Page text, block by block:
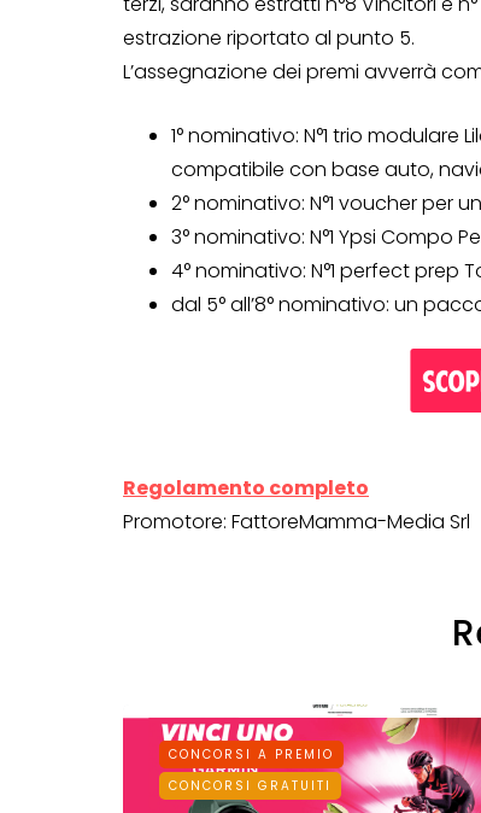
estrazione riportato al punto 5.
L’assegnazione dei premi avverrà
1° nominativo: N°1 trio
compatibile con base auto,
2° nominativo: N°1 voucher per
3° nominativo: N°1 Ypsi Compo
4° nominativo: N°1 perfect prep
dal 5° all’8° nominativo: un
Regolamento completo
Promotore: FattoreMamma-Media Srl
CONCORSI A PREMIO
CONCORSI GRATUITI